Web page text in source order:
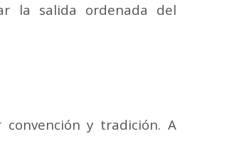
la salida ordenada del
y tradición. A